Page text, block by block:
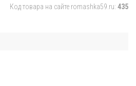
Код товара на сайте romashka59.ru: 435